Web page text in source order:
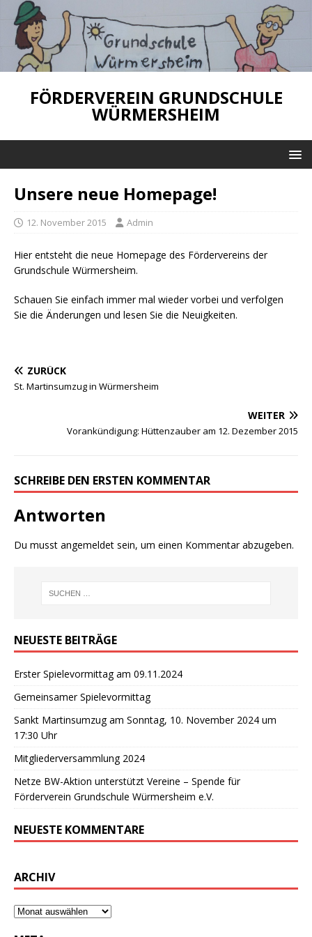
FÖRDERVEREIN GRUNDSCHULE
WÜRMERSHEIM
Unsere neue Homepage!
12. November 2015 Admin
Hier entsteht die neue Homepage des Fördervereins der
Grundschule Würmersheim.
Schauen Sie einfach immer mal wieder vorbei und verfolgen
Sie die Änderungen und lesen Sie die Neuigkeiten.
ZURÜCK
St. Martinsumzug in Würmersheim
WEITER
Vorankündigung: Hüttenzauber am 12. Dezember 2015
SCHREIBE DEN ERSTEN KOMMENTAR
Antworten
Du musst angemeldet sein, um einen Kommentar abzugeben.
NEUESTE BEITRÄGE
Erster Spielevormittag am 09.11.2024
Gemeinsamer Spielevormittag
Sankt Martinsumzug am Sonntag, 10. November 2024 um
17:30 Uhr
Mitgliederversammlung 2024
Netze BW-Aktion unterstützt Vereine – Spende für
Förderverein Grundschule Würmersheim e.V.
NEUESTE KOMMENTARE
ARCHIV